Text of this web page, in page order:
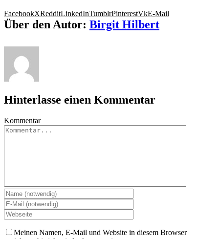
FacebookXRedditLinkedInTumblrPinterestVkE-Mail
Über den Autor: Birgit Hilbert
Hinterlasse einen Kommentar
Kommentar
Meinen Namen, E-Mail und Website in diesem Browser